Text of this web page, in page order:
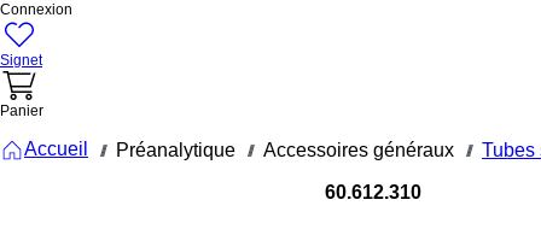
Connexion
Signet
Panier
Accueil /// Préanalytique /// Accessoires généraux /// Tubes
60.612.310